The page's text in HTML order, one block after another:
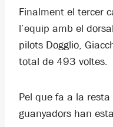
Finalment el tercer
l’equip amb el
pilots Dogglio,
total de 493 voltes.
Pel que fa a la
guanyadors han